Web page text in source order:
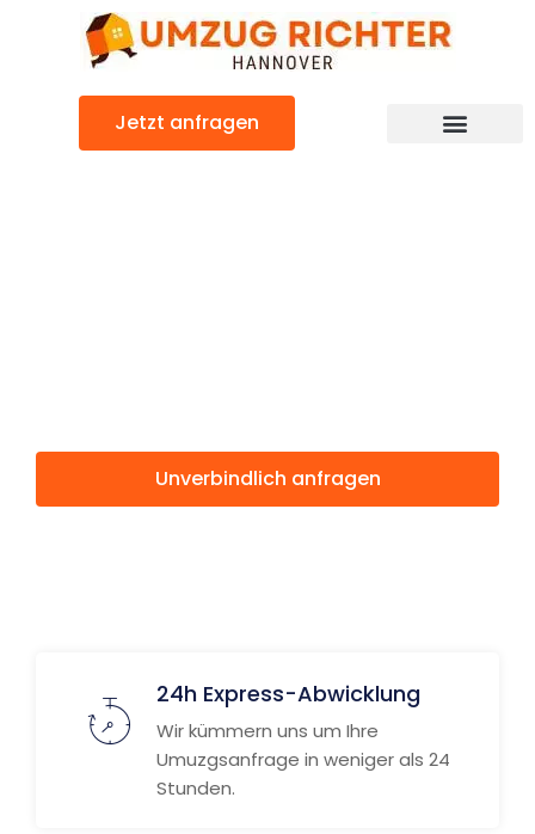
Jetzt anfragen
Unverbindlich anfragen
24h Express-Abwicklung
Wir kümmern uns um Ihre
Umuzgsanfrage in weniger als 24
Stunden.